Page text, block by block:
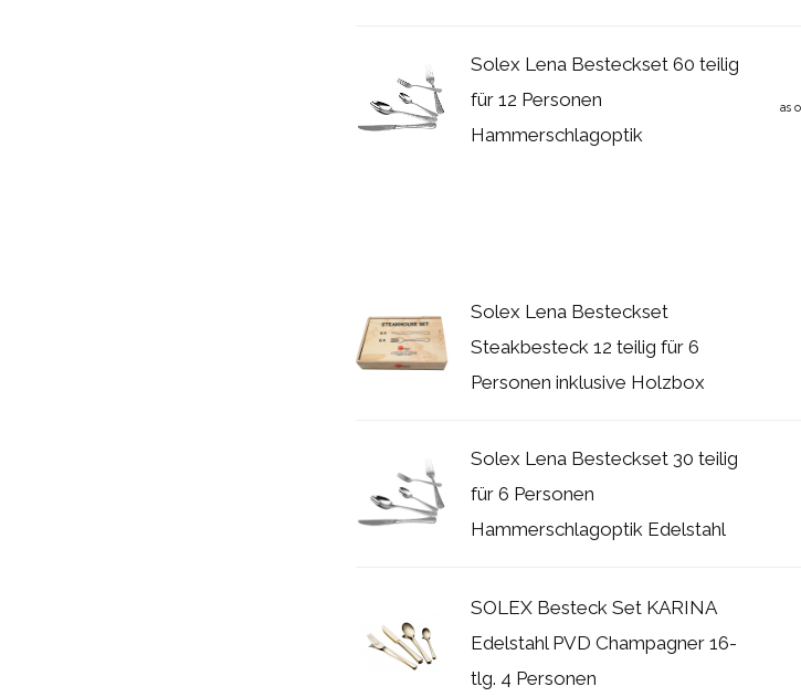
Solex Lena Besteckset 60 teilig
für 12 Personen
Hammerschlagoptik
as
Solex Lena Besteckset
Steakbesteck 12 teilig für 6
Personen inklusive Holzbox
Solex Lena Besteckset 30 teilig
für 6 Personen
Hammerschlagoptik Edelstahl
SOLEX Besteck Set KARINA
Edelstahl PVD Champagner 16-
tlg. 4 Personen